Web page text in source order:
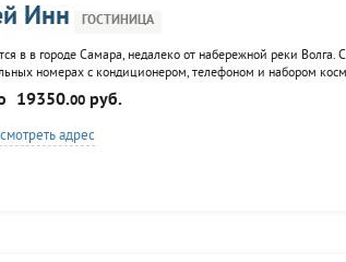
Инн ГОСТИНИЦА
в в городе Самара, недалеко от набережной реки Волга.
номерах с кондиционером, телефоном и набором
конференц-залы, SPA-центр.
19350.00руб.
адрес